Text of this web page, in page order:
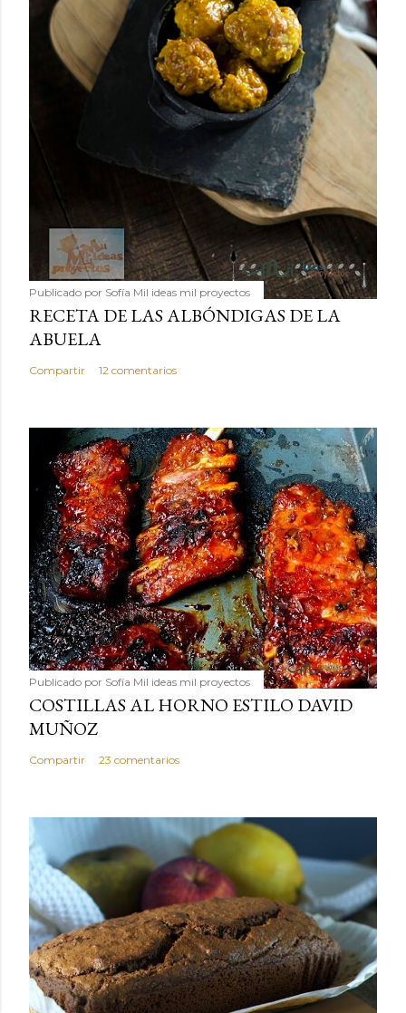
Publicado por Sofía Mil ideas mil proyectos
RECETA DE LAS ALBÓNDIGAS DE LA
ABUELA
Compartir 12 comentarios
Publicado por Sofía Mil ideas mil proyectos
COSTILLAS AL HORNO ESTILO DAVID
MUÑOZ
Compartir 23 comentarios